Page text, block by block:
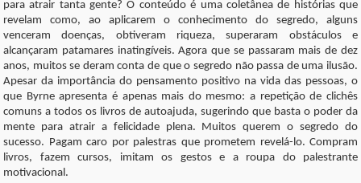
para atrair tanta gente? O conteúdo é uma coletânea de histórias que
revelam como, ao aplicarem o conhecimento do segredo, alguns
venceram doenças, obtiveram riqueza, superaram obstáculos e
alcançaram patamares inatingíveis. Agora que se passaram mais de dez
anos, muitos se deram conta de que o segredo não passa de uma ilusão.
Apesar da importância do pensamento positivo na vida das pessoas, o
que Byrne apresenta é apenas mais do mesmo: a repetição de clichês
comuns a todos os livros de autoajuda, sugerindo que basta o poder da
mente para atrair a felicidade plena. Muitos querem o segredo do
sucesso. Pagam caro por palestras que prometem revelá-lo. Compram
livros, fazem cursos, imitam os gestos e a roupa do palestrante
motivacional.